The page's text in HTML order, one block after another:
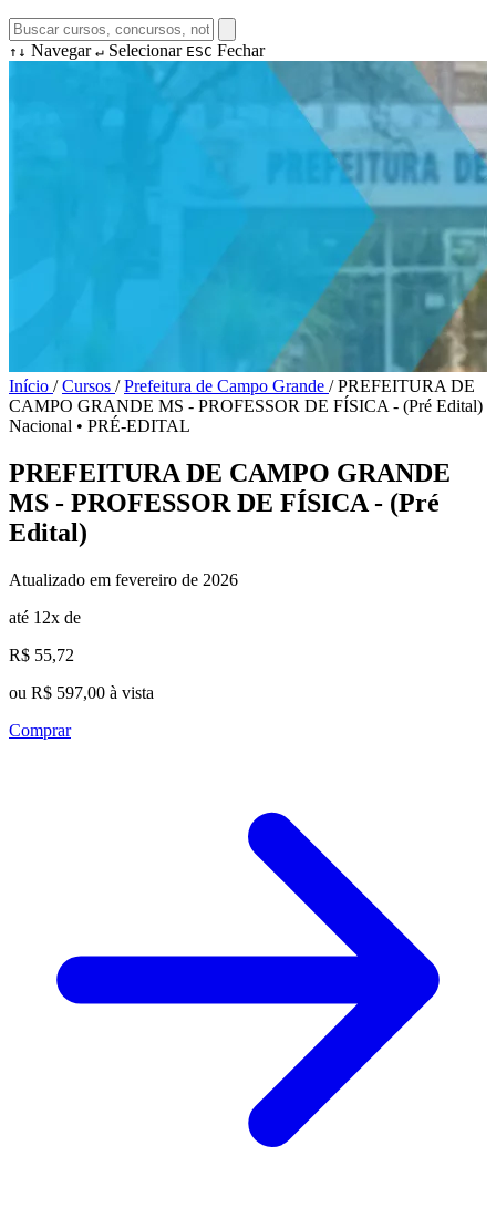
↑↓ Navegar ↵ Selecionar ESC Fechar
Início / Cursos / Prefeitura de Campo Grande / PREFEITURA DE
CAMPO GRANDE MS - PROFESSOR DE FÍSICA - (Pré Edital)
Nacional • PRÉ-EDITAL
PREFEITURA DE CAMPO GRANDE
MS - PROFESSOR DE FÍSICA - (Pré
Edital)
Atualizado em fevereiro de 2026
até 12x de
R$ 55,72
ou R$ 597,00 à vista
Comprar